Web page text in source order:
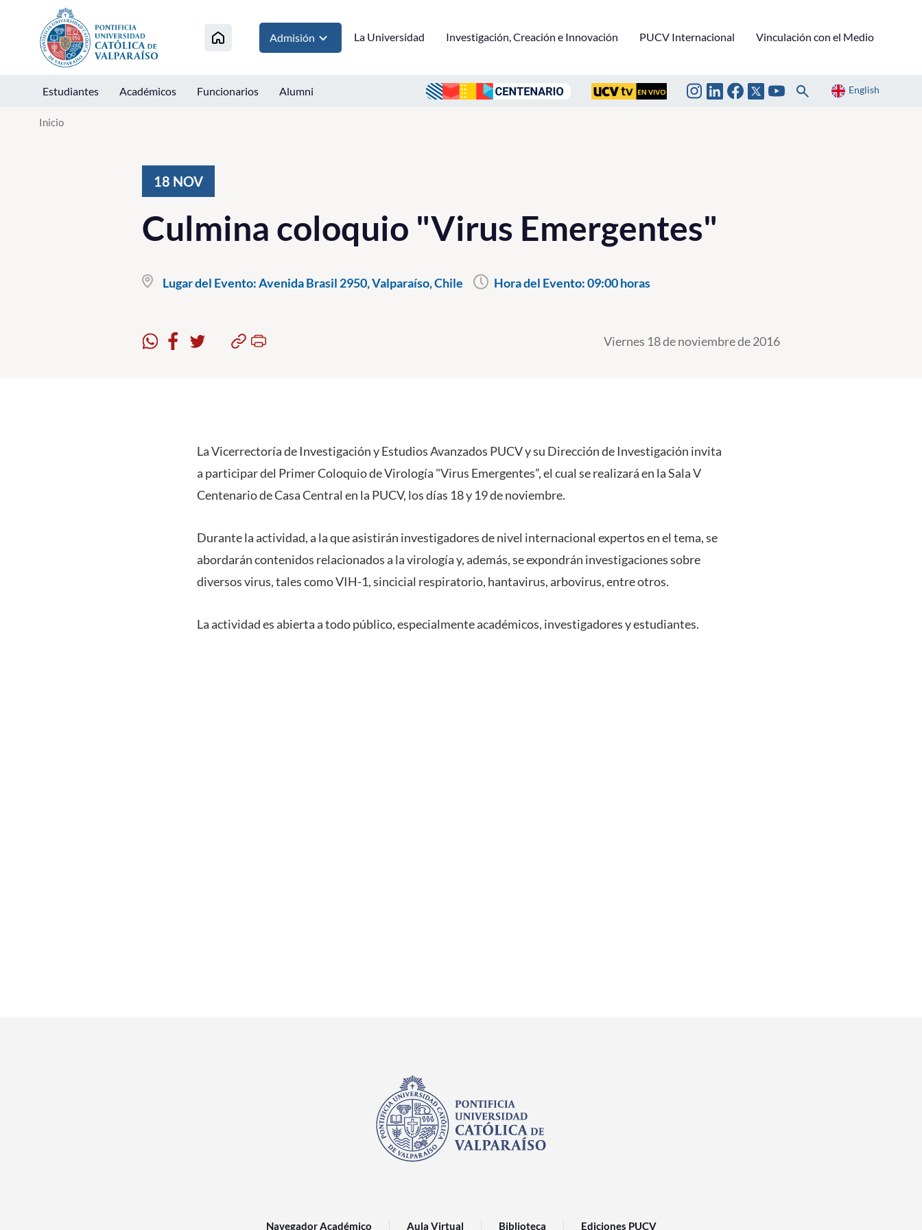
Click acá para ir directamente al contenido
Admisión La Universidad Investigación, Creación e Innovación PUCV Internacional Vinculación con el Medio
Estudiantes Académicos Funcionarios Alumni English
Inicio
18 NOV
Culmina coloquio "Virus Emergentes"
Lugar del Evento:Avenida Brasil 2950, Valparaíso, Chile Hora del Evento:09:00 horas
Viernes 18 de noviembre de 2016
La Vicerrectoría de Investigación y Estudios Avanzados PUCV y su Dirección de Investigación invita
a participar del Primer Coloquio de Virología "Virus Emergentes”, el cual se realizará en la Sala V
Centenario de Casa Central en la PUCV, los días 18 y 19 de noviembre.
Durante la actividad, a la que asistirán investigadores de nivel internacional expertos en el tema, se
abordarán contenidos relacionados a la virología y, además, se expondrán investigaciones sobre
diversos virus, tales como VIH-1, sincicial respiratorio, hantavirus, arbovirus, entre otros.
La actividad es abierta a todo público, especialmente académicos, investigadores y estudiantes.
Navegador Académico Aula Virtual Biblioteca Ediciones PUCV